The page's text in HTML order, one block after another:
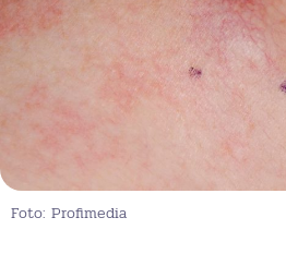
Foto: Profimedia